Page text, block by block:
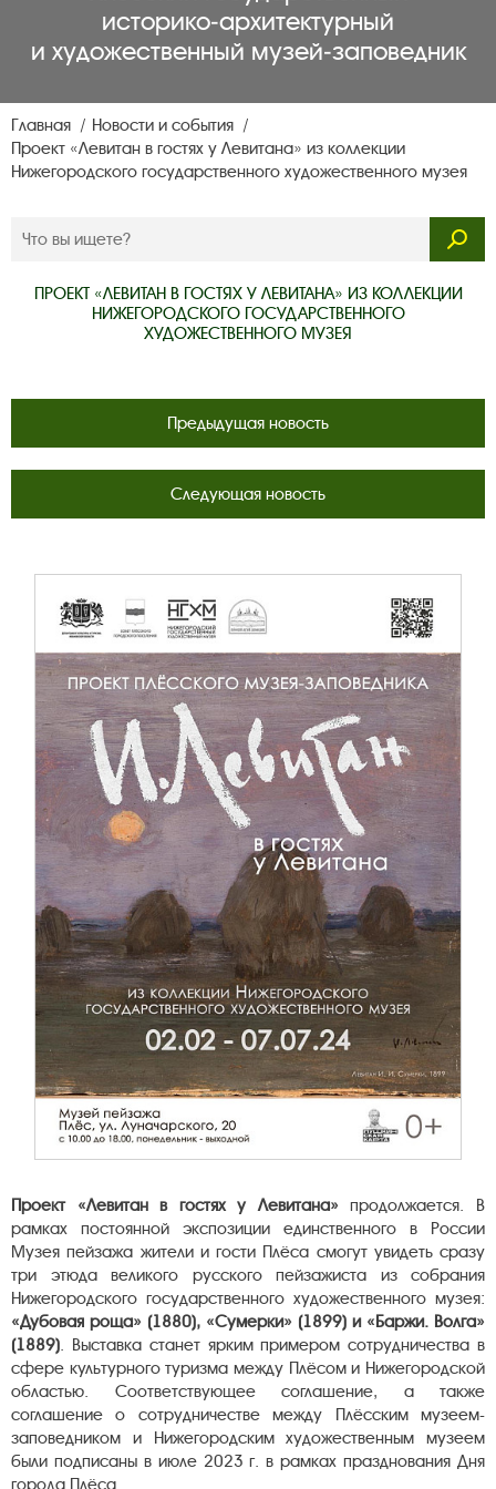
историко‑архитектурный
и художественный музей‑заповедник
Главная
Новости и события
Проект «Левитан в гостях у Левитана» из коллекции
Нижегородского государственного художественного музея
ПРОЕКТ «ЛЕВИТАН В ГОСТЯХ У ЛЕВИТАНА» ИЗ КОЛЛЕКЦИИ
НИЖЕГОРОДСКОГО ГОСУДАРСТВЕННОГО
ХУДОЖЕСТВЕННОГО МУЗЕЯ
Предыдущая новость
Следующая новость
Проект «Левитан в гостях у Левитана» продолжается. В
рамках постоянной экспозиции единственного в России
Музея пейзажа жители и гости Плёса смогут увидеть сразу
три этюда великого русского пейзажиста из собрания
Нижегородского государственного художественного музея:
«Дубовая роща» (1880), «Сумерки» (1899) и «Баржи. Волга»
(1889). Выставка станет ярким примером сотрудничества в
сфере культурного туризма между Плёсом и Нижегородской
областью. Соответствующее соглашение, а также
соглашение о сотрудничестве между Плёсским музеем-
заповедником и Нижегородским художественным музеем
были подписаны в июле 2023 г. в рамках празднования Дня
города Плёса.